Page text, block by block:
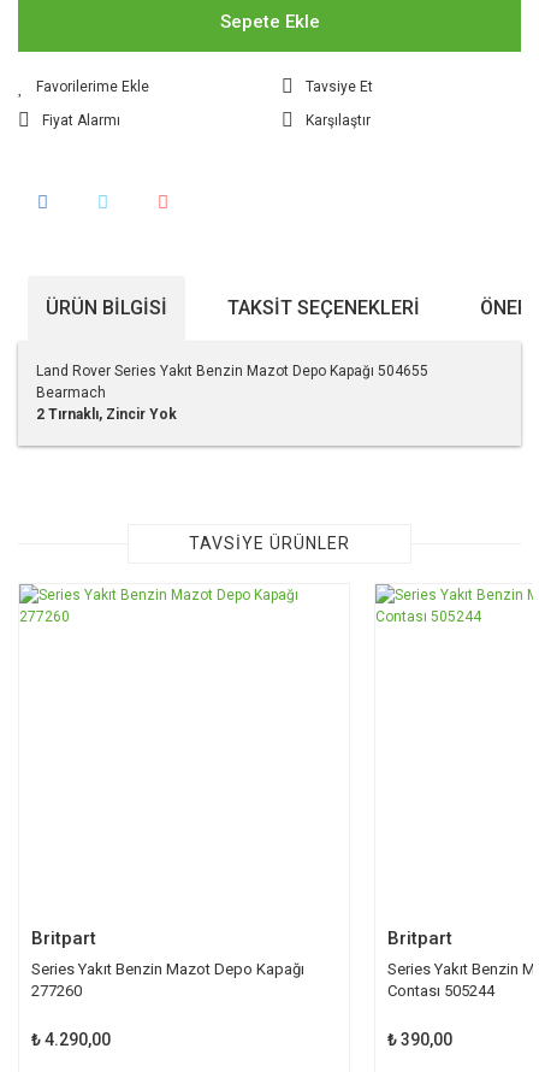
Sepete Ekle
Tavsiye Et
Fiyat Alarmı
Karşılaştır
ÜRÜN BILGISI TAKSIT SEÇENEKLERI
Land Rover Series Yakıt Benzin Mazot Depo Kapağı 504655
Bearmach
2 Tırnaklı, Zincir Yok
Görüş ve önerileriniz için teşekkür ederiz.
Ürün resmi kalitesiz, bozuk veya görüntülenemiyor.
TAVSİYE ÜRÜNLER
Britpart
Series Yakıt Benzin Mazot Depo Kapağı
277260
₺ 4.290,00
Britpart
Series Yakıt Benzin
Contası 505244
₺ 390,00